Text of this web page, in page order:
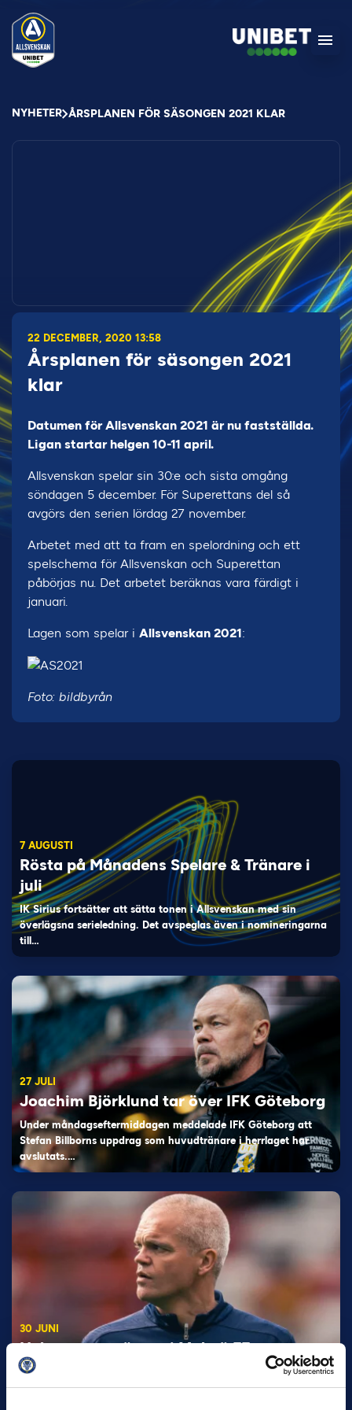
NYHETER ÅRSPLANEN FÖR SÄSONGEN 2021 KLAR
22 DECEMBER, 2020 13:58
Årsplanen för säsongen 2021
klar
Datumen för Allsvenskan 2021 är nu fastställda.
Ligan startar helgen 10-11 april.
Allsvenskan spelar sin 30:e och sista omgång
söndagen 5 december. För Superettans del så
avgörs den serien lördag 27 november.
Arbetet med att ta fram en spelordning och ett
spelschema för Allsvenskan och Superettan
påbörjas nu. Det arbetet beräknas vara färdigt i
januari.
Lagen som spelar i Allsvenskan 2021:
Foto: bildbyrån
7 AUGUSTI
Rösta på Månadens Spelare & Tränare i
juli
IK Sirius fortsätter att sätta tonen i Allsvenskan med sin
överlägsna serieledning. Det avspeglas även i nomineringarna
till…
27 JULI
Joachim Björklund tar över IFK Göteborg
Under måndagseftermiddagen meddelade IFK Göteborg att
Stefan Billborns uppdrag som huvudtränare i herrlaget har
avslutats.…
30 JUNI
Helstrup ny tränare i Malmö FF
Inleder mot…